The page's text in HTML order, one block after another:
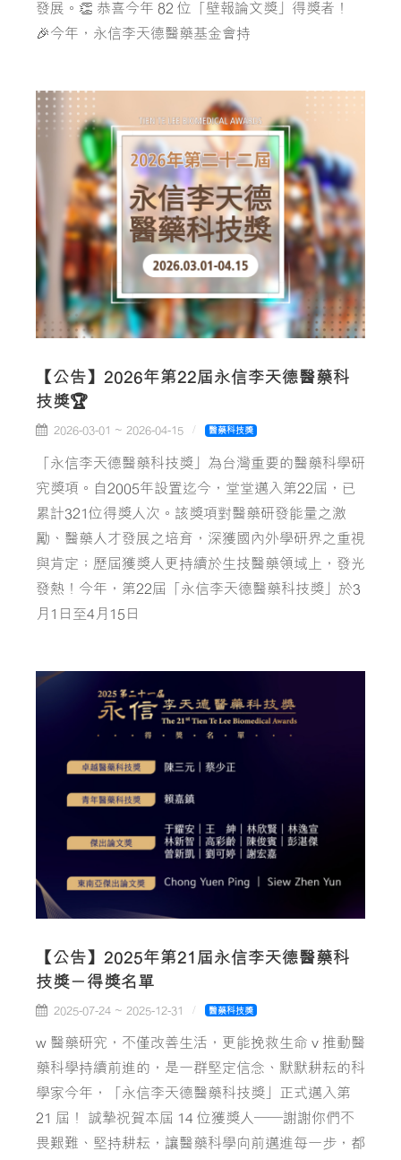
發展。👏 恭喜今年 82 位「壁報論文獎」得獎者！
🎉今年，永信李天德醫藥基金會持
【公告】2026年第22屆永信李天德醫藥科
技獎🏆
2026-03-01 ~ 2026-04-15 醫藥科技獎
「永信李天德醫藥科技獎」為台灣重要的醫藥科學研
究獎項。自2005年設置迄今，堂堂邁入第22屆，已
累計321位得獎人次。該獎項對醫藥研發能量之激
勵、醫藥人才發展之培育，深獲國內外學研界之重視
與肯定；歷屆獲獎人更持續於生技醫藥領域上，發光
發熱！今年，第22屆「永信李天德醫藥科技獎」於3
月1日至4月15日
【公告】2025年第21屆永信李天德醫藥科
技獎－得獎名單
2025-07-24 ~ 2025-12-31 醫藥科技獎
w 醫藥研究，不僅改善生活，更能挽救生命 v 推動醫
藥科學持續前進的，是一群堅定信念、默默耕耘的科
學家今年，「永信李天德醫藥科技獎」正式邁入第
21 屆！ 誠摯祝賀本屆 14 位獲獎人——謝謝你們不
畏艱難、堅持耕耘，讓醫藥科學向前邁進每一步，都